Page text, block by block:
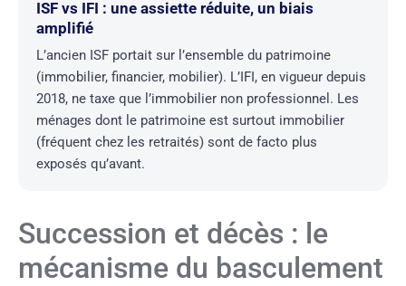
ISF vs IFI : une assiette réduite, un biais
amplifié
L’ancien ISF portait sur l’ensemble du patrimoine
(immobilier, financier, mobilier). L’IFI, en vigueur depuis
2018, ne taxe que l’immobilier non professionnel. Les
ménages dont le patrimoine est surtout immobilier
(fréquent chez les retraités) sont de facto plus
exposés qu’avant.
Succession et décès : le
mécanisme du basculement